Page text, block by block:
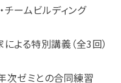
チームビルディング
よる特別講義（全3回）
次ゼミとの合同練習